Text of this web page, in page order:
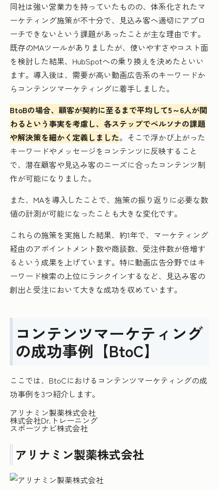
同社は強い営業力を持っていたものの、体系化されたマ
ーケティング施策が不十分で、見込み客へ適切にアプロ
ーチできないという課題があったことが主な理由です。
既存のMAツールがありましたが、使いやすさやコスト面
を検討した結果、HubSpotへの乗り換えを決めたといい
ます。導入後は、需要が高い動画広告系のキーワードか
らコンテンツマーケティングに着手しました。
BtoBの場合、顧客が契約に至るまで平均して5～6人が関
わるという事実を考慮し、各ステップでペルソナの課題
や解決策を細かく定義しました。そこで浮かび上がった
キーワードやメッセージをコンテンツに反映すること
で、潜在顧客や見込み客のニーズに合ったコンテンツ制
作が可能になりました。
また、MAを導入したことで、施策の振り返りに必要な数
値の計測が可能になったことも大きな変化です。
これらの施策を実施した結果、約1年で、マーケティング
経由のアポイントメント数や商談数、受注件数が倍増す
るという成果を上げています。特に動画広告分野ではキ
ーワード検索の上位にランクインするなど、見込み客の
創出と受注において大きな成功を収めています。
コンテンツマーケティング
の成功事例【BtoC】
ここでは、BtoCにおけるコンテンツマーケティングの成
功事例を3つ紹介します。
アリナミン製薬株式会社
株式会社Dr.トレーニング
スポーツナビ株式会社
アリナミン製薬株式会社